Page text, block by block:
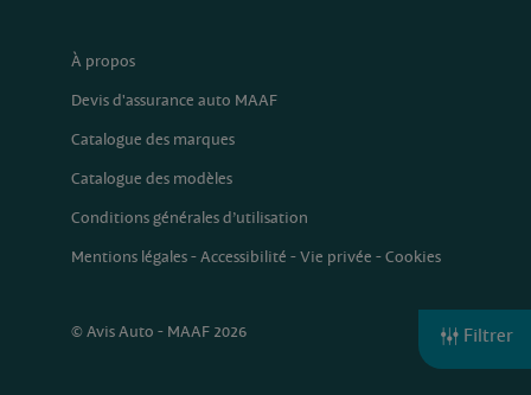
Filtrer
À propos
Devis d'assurance auto MAAF
Catalogue des marques
Catalogue des modèles
Conditions générales d’utilisation
Mentions légales-Accessibilité -Vie privée -Cookies
© Avis Auto - MAAF 2026